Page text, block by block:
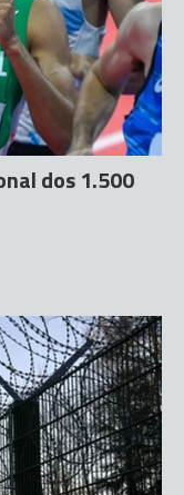
dos 1.500